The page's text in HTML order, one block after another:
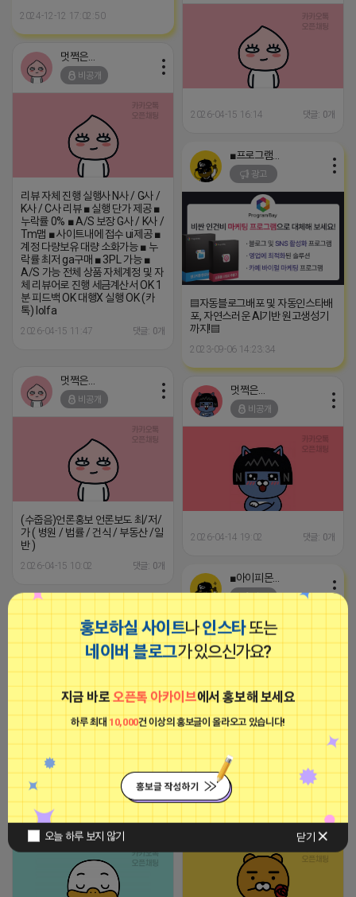
홍보하실 사이트나인스타또는
네이버 블로그가 있으신가요?
지금 바로오픈톡 아카이브에서 홍보해 보세요
하루 최대 10,000건 이상의 홍보글이 올라오고 있습니다!
오늘 하루 보지 않기 닫기
2024-12-12 17:02:50
2026-04-15 16:14 댓글: 0개
멋쩍은 튜브
비공개
리뷰 자체 진행 실행사 N사 / G사 /
K사 / C사 리뷰 ■ 실행 단가 제공 ■
누락률 0% ■ A/S 보장 G사 / K사 /
Tm맵 ■ 사이트내에 접수 ui제공 ■
계정 다량보유 대량 소화가능 ■ 누
락률 최저 ga구매 ■ 3PL 가능 ■
A/S 가능 전체 상품 자체계정 및 자
체 리뷰어로 진행 세금계산서 OK 1
분 피드백 OK 대행X 실행 OK (카
톡) lolfa
2026-04-15 11:47 댓글: 0개
광고
▤자동블로그배포 및 자동인스타배
포, 자연스러운 AI기반 원고생성기
까지!▤
2023-09-06 14:23:34
멋쩍은 튜브
비공개
(수줍음)언론홍보 언론보도 최/저/
가 ( 병원 / 법률 / 건식 / 부동산 /일
반 )
2026-04-15 10:02 댓글: 0개
멋쩍은 튜브
비공개
2026-04-14 19:02 댓글: 0개
■아이피몬스터■
광고
[아이피몬스터] 전국 최저가 마케팅
2023-09-06 14:23:39
멋쩍은 튜브
비공개
2026-04-14 18:53 댓글: 0개
멋쩍은 튜브
비공개
티비 보는 라이언
비공개